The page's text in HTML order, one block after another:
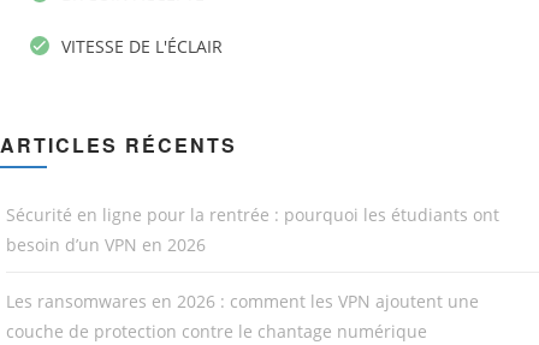
VITESSE DE L'ÉCLAIR
ARTICLES RÉCENTS
Sécurité en ligne pour la rentrée : pourquoi les étudiants ont
besoin d’un VPN en 2026
Les ransomwares en 2026 : comment les VPN ajoutent une
couche de protection contre le chantage numérique